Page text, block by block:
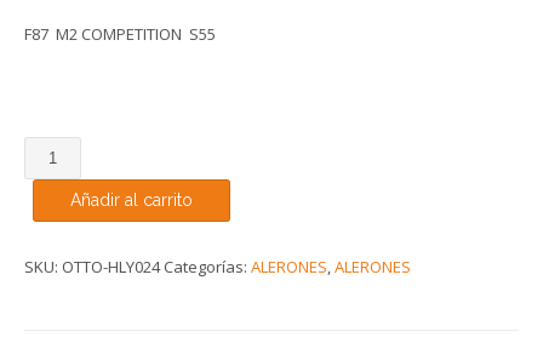
F87 M2 COMPETITION S55
FIBRA
DE
CARBONO
BMW
Añadir al carrito
SKU: OTTO-HLY024 Categorías: ALERONES,ALERONES